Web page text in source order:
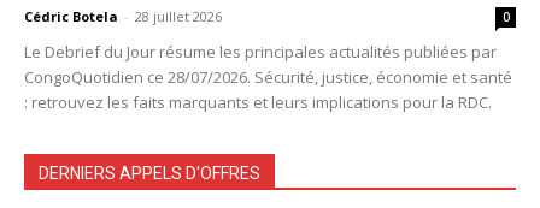
Cédric Botela - 28 juillet 2026 0
Le Debrief du Jour résume les principales actualités publiées par
CongoQuotidien ce 28/07/2026. Sécurité, justice, économie et santé
: retrouvez les faits marquants et leurs implications pour la RDC.
DERNIERS APPELS D'OFFRES